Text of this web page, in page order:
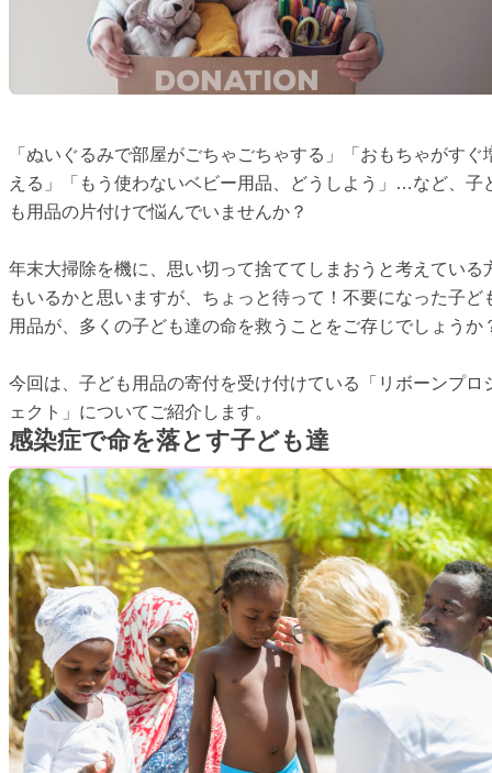
「ぬいぐるみで部屋がごちゃごちゃする」「おもちゃがすぐ
える」「もう使わないベビー用品、どうしよう」…など、子
も用品の片付けで悩んでいませんか？
年末大掃除を機に、思い切って捨ててしまおうと考えている
もいるかと思いますが、ちょっと待って！不要になった子ど
用品が、多くの子ども達の命を救うことをご存じでしょうか
今回は、子ども用品の寄付を受け付けている「リボーンプロ
ェクト」についてご紹介します。
感染症で命を落とす子ども達